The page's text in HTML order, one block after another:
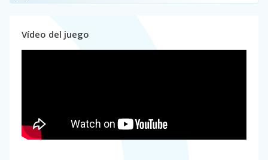
Vídeo del juego